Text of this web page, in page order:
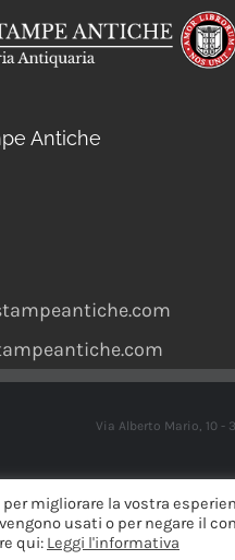
Antiche
Via Alberto Mario, 10 -
migliorare la vostra
usati o per negare il
qui: Leggi l'informativa